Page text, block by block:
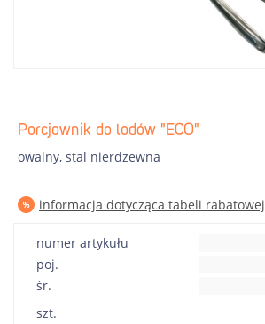
Porcjownik do lodów "ECO"
owalny, stal nierdzewna
informacja dotycząca tabeli rabatowej
numer artykułu
poj.
śr.
szt.